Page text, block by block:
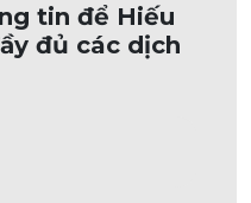
tin để Hiếu
đủ các dịch